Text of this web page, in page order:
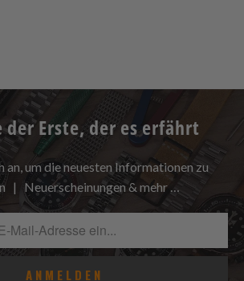
der Erste, der es erfährt
an, um die neuesten Informationen zu
| Neuerscheinungen & mehr …